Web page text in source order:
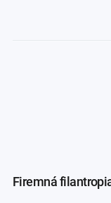
Firemná